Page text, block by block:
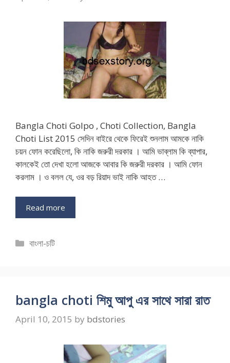
Bangla Choti Golpo , Choti Collection, Bangla
Choti List 2015 সেদিন বাইরে থেকে ফিরেই শুনলাম আমকে নাকি
চয়ন ফোন করেছিলো, কি নাকি জরুরী দরকার । আমি ভাব্লাম কি ব্যাপার,
কালকেই তো দেখা হলো আজকে আবার কি জরুরী দরকার । আমি ফোন
করলাম । ও বলল যে, ওর বড় রিয়াদ ভাই নাকি আহত …
Read more
Categories
বাংলা-চটি
bangla choti শিমু আপু এর সাথে সারা রাত
April 10, 2015 by bdstories